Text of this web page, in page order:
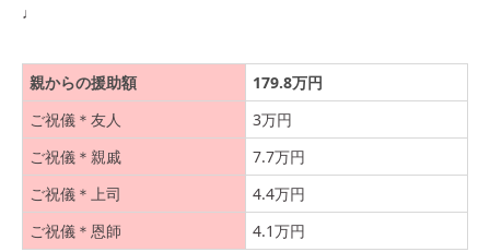
♩
親からの援助額
179.8万円
ご祝儀＊友人
3万円
ご祝儀＊親戚
7.7万円
ご祝儀＊上司
4.4万円
ご祝儀＊恩師
4.1万円